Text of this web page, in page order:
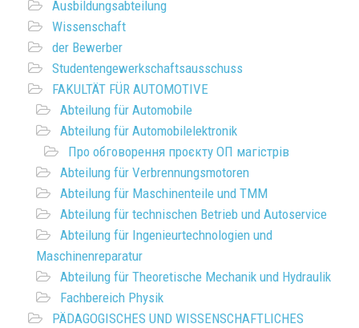
Ausbildungsabteilung
Wissenschaft
der Bewerber
Studentengewerkschaftsausschuss
FAKULTÄT FÜR AUTOMOTIVE
Abteilung für Automobile
Abteilung für Automobilelektronik
Про обговорення проєкту ОП магістрів
Abteilung für Verbrennungsmotoren
Abteilung für Maschinenteile und TMM
Abteilung für technischen Betrieb und Autoservice
Abteilung für Ingenieurtechnologien und
Maschinenreparatur
Abteilung für Theoretische Mechanik und Hydraulik
Fachbereich Physik
PÄDAGOGISCHES UND WISSENSCHAFTLICHES